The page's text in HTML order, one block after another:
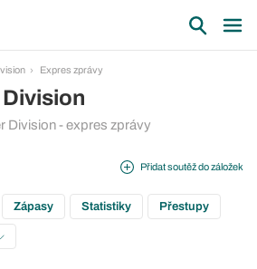
Expres zprávy
Division - expres zprávy
Přidat soutěž do záložek
Zápasy Statistiky Přestupy